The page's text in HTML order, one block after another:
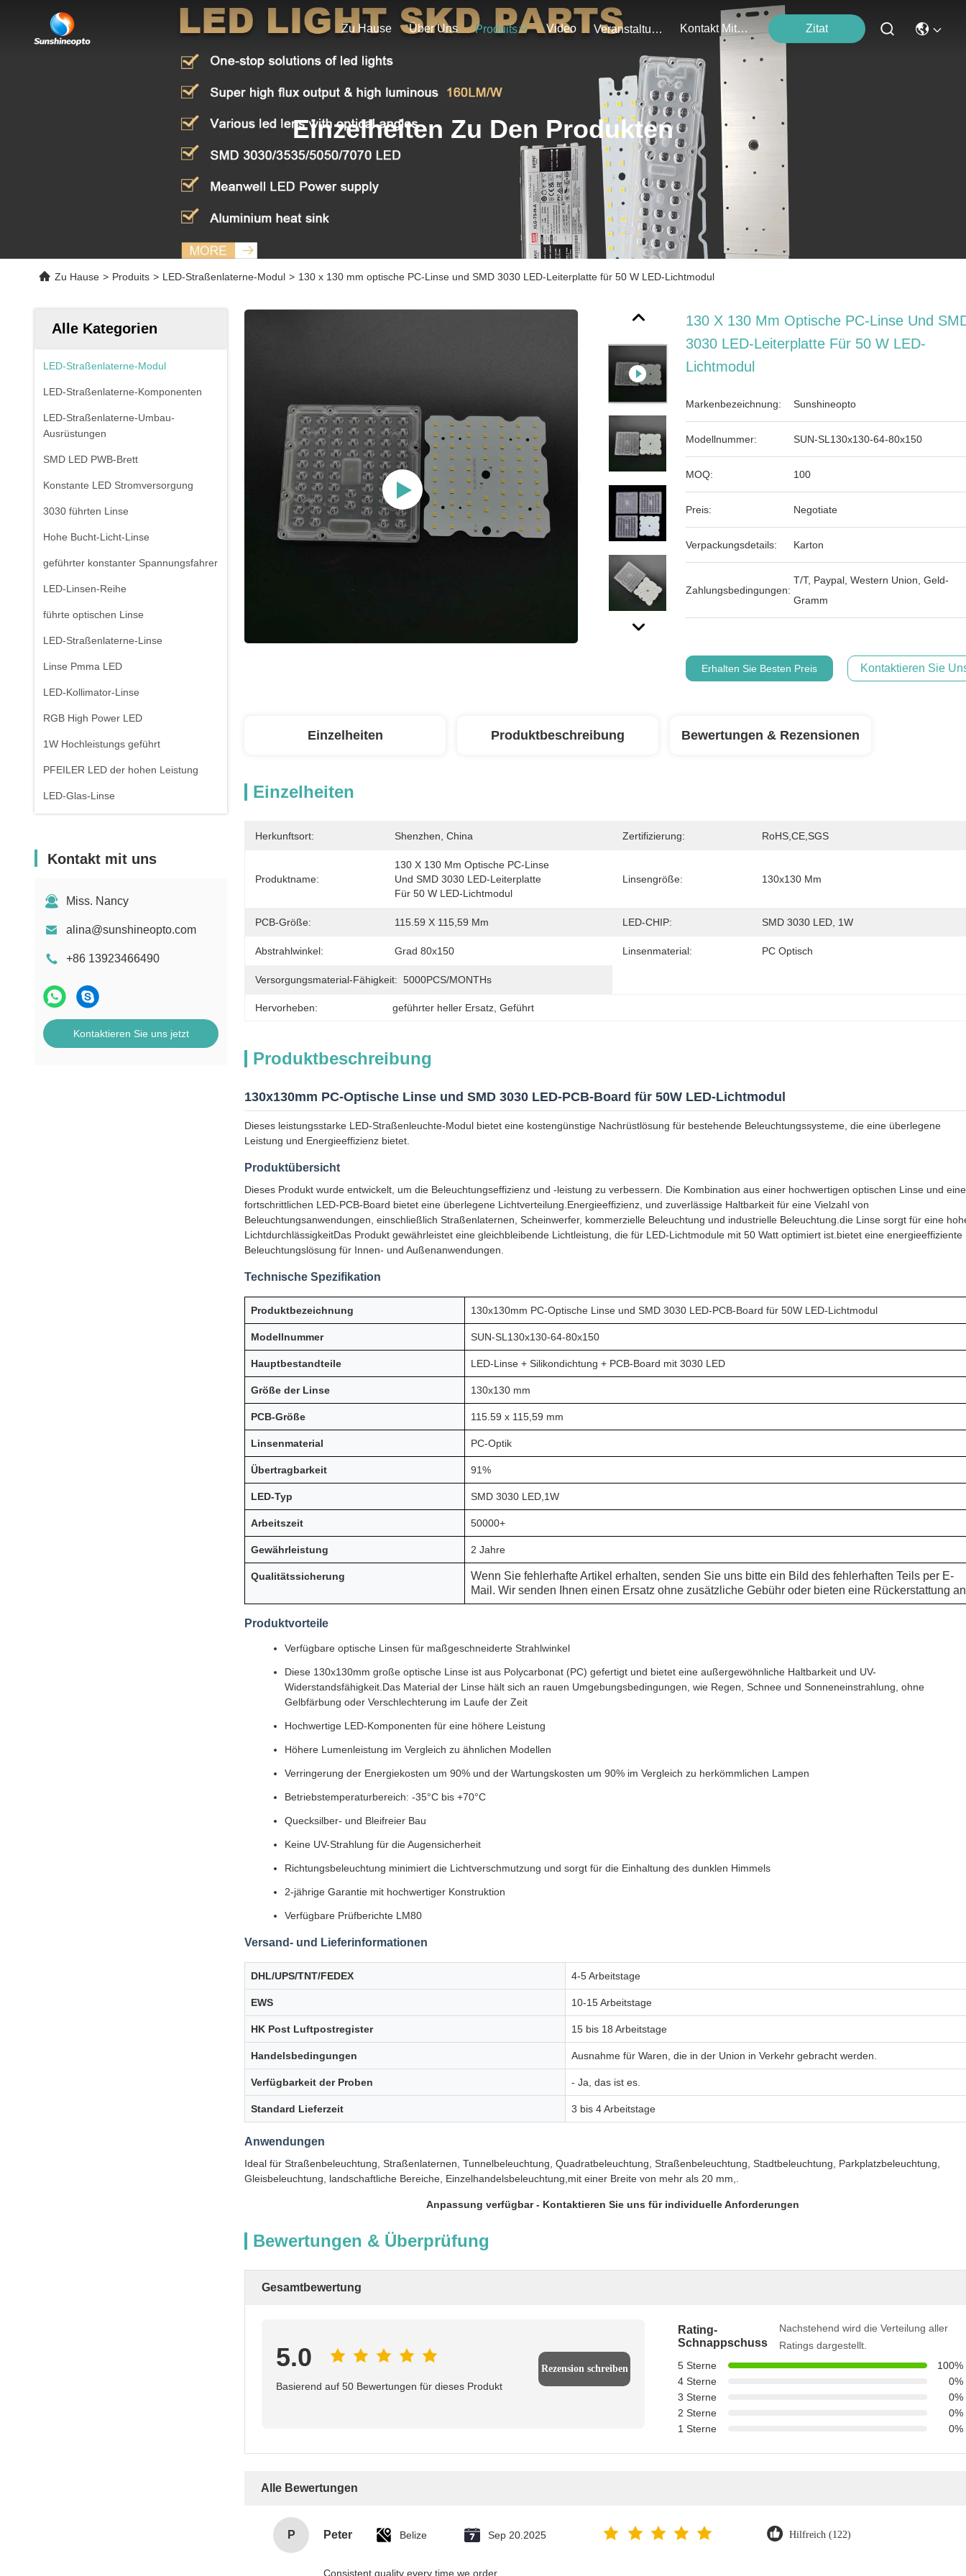
Zu Hause Über Uns Produits Video Veranstaltungen Kontakt Mit Uns Zitat
Einzelheiten Zu Den Produkten
Zu Hause > Produits > LED-Straßenlaterne-Modul > 130 x 130 mm optische PC-Linse und SMD 3030 LED-Leiterplatte für 50 W LED-Lichtmodul
Alle Kategorien
LED-Straßenlaterne-Modul
LED-Straßenlaterne-Komponenten
LED-Straßenlaterne-Umbau-
Ausrüstungen
SMD LED PWB-Brett
Konstante LED Stromversorgung
3030 führten Linse
Hohe Bucht-Licht-Linse
geführter konstanter Spannungsfahrer
LED-Linsen-Reihe
führte optischen Linse
LED-Straßenlaterne-Linse
Linse Pmma LED
LED-Kollimator-Linse
RGB High Power LED
1W Hochleistungs geführt
PFEILER LED der hohen Leistung
LED-Glas-Linse
Kontakt mit uns
Miss. Nancy
alina@sunshineopto.com
+86 13923466490
Kontaktieren Sie uns jetzt
130 X 130 Mm Optische PC-Linse Und
3030 LED-Leiterplatte Für 50 W LED-
Lichtmodul
Markenbezeichnung: Sunshineopto
Modellnummer: SUN-SL130x130-64-80x150
MOQ: 100
Preis: Negotiate
Verpackungsdetails: Karton
Zahlungsbedingungen:
T/T, Paypal, Western Union, Geld-
Gramm
Erhalten Sie Besten Preis Kontaktieren Sie
Einzelheiten Produktbeschreibung Bewertungen & Rezensionen
Einzelheiten
Herkunftsort: Shenzhen, China Zertifizierung: RoHS,CE,SGS
Produktname:
130 X 130 Mm Optische PC-Linse
Und SMD 3030 LED-Leiterplatte
Für 50 W LED-Lichtmodul
Linsengröße: 130x130 Mm
PCB-Größe: 115.59 X 115,59 Mm LED-CHIP: SMD 3030 LED, 1W
Abstrahlwinkel: Grad 80x150 Linsenmaterial: PC Optisch
Versorgungsmaterial-Fähigkeit: 5000PCS/MONTHs
Hervorheben: geführter heller Ersatz , Geführt
Produktbeschreibung
130x130mm PC-Optische Linse und SMD 3030 LED-PCB-Board für 50W LED-Lichtmodul
Dieses leistungsstarke LED-Straßenleuchte-Modul bietet eine kostengünstige Nachrüstlösung für bestehende Beleuchtungssysteme, die eine überlegene
Leistung und Energieeffizienz bietet.
Produktübersicht
Dieses Produkt wurde entwickelt, um die Beleuchtungseffizienz und -leistung zu verbessern. Die Kombination aus einer hochwertigen optischen Linse und
fortschrittlichen LED-PCB-Board bietet eine überlegene Lichtverteilung.Energieeffizienz, und zuverlässige Haltbarkeit für eine Vielzahl von
Beleuchtungsanwendungen, einschließlich Straßenlaternen, Scheinwerfer, kommerzielle Beleuchtung und industrielle Beleuchtung.die Linse sorgt für eine
LichtdurchlässigkeitDas Produkt gewährleistet eine gleichbleibende Lichtleistung, die für LED-Lichtmodule mit 50 Watt optimiert ist.bietet eine energieeffiziente
Beleuchtungslösung für Innen- und Außenanwendungen.
Technische Spezifikation
Produktbezeichnung 130x130mm PC-Optische Linse und SMD 3030 LED-PCB-Board für 50W LED-Lichtmodul
Modellnummer SUN-SL130x130-64-80x150
Hauptbestandteile LED-Linse + Silikondichtung + PCB-Board mit 3030 LED
Größe der Linse 130x130 mm
PCB-Größe 115.59 x 115,59 mm
Linsenmaterial PC-Optik
Übertragbarkeit 91%
LED-Typ SMD 3030 LED,1W
Arbeitszeit 50000+
Gewährleistung 2 Jahre
Qualitätssicherung
Wenn Sie fehlerhafte Artikel erhalten, senden Sie uns bitte ein Bild des fehlerhaften Teils per E-
Mail. Wir senden Ihnen einen Ersatz ohne zusätzliche Gebühr oder bieten eine Rückerstattung an
Produktvorteile
Verfügbare optische Linsen für maßgeschneiderte Strahlwinkel
Diese 130x130mm große optische Linse ist aus Polycarbonat (PC) gefertigt und bietet eine außergewöhnliche Haltbarkeit und UV-
Widerstandsfähigkeit.Das Material der Linse hält sich an rauen Umgebungsbedingungen, wie Regen, Schnee und Sonneneinstrahlung, ohne
Gelbfärbung oder Verschlechterung im Laufe der Zeit
Hochwertige LED-Komponenten für eine höhere Leistung
Höhere Lumenleistung im Vergleich zu ähnlichen Modellen
Verringerung der Energiekosten um 90% und der Wartungskosten um 90% im Vergleich zu herkömmlichen Lampen
Betriebstemperaturbereich: -35°C bis +70°C
Quecksilber- und Bleifreier Bau
Keine UV-Strahlung für die Augensicherheit
Richtungsbeleuchtung minimiert die Lichtverschmutzung und sorgt für die Einhaltung des dunklen Himmels
2-jährige Garantie mit hochwertiger Konstruktion
Verfügbare Prüfberichte LM80
Versand- und Lieferinformationen
DHL/UPS/TNT/FEDEX 4-5 Arbeitstage
EWS 10-15 Arbeitstage
HK Post Luftpostregister 15 bis 18 Arbeitstage
Handelsbedingungen Ausnahme für Waren, die in der Union in Verkehr gebracht werden.
Verfügbarkeit der Proben - Ja, das ist es.
Standard Lieferzeit 3 bis 4 Arbeitstage
Anwendungen
Ideal für Straßenbeleuchtung, Straßenlaternen, Tunnelbeleuchtung, Quadratbeleuchtung, Straßenbeleuchtung, Stadtbeleuchtung, Parkplatzbeleuchtung,
Gleisbeleuchtung, landschaftliche Bereiche, Einzelhandelsbeleuchtung,mit einer Breite von mehr als 20 mm,.
Anpassung verfügbar - Kontaktieren Sie uns für individuelle Anforderungen
Bewertungen & Überprüfung
Gesamtbewertung
5.0
Basierend auf 50 Bewertungen für dieses Produkt
Rezension schreiben
Rating-
Schnappschuss
Nachstehend wird die Verteilung aller
Ratings dargestellt.
5 Sterne
100%
4 Sterne
0%
3 Sterne
0%
2 Sterne
0%
1 Sterne
0%
Alle Bewertungen
P Peter Belize Sep 20.2025 Hilfreich (122)
Consistent quality every time we order.